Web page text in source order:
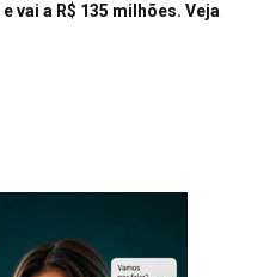
vai a R$ 135 milhões. Veja